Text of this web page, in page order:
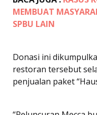
MEMBUAT
SPBU LAIN
Donasi ini
restoran tersebut
penjualan paket